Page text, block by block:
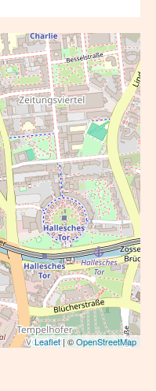
Leaflet| ©OpenStreetMap